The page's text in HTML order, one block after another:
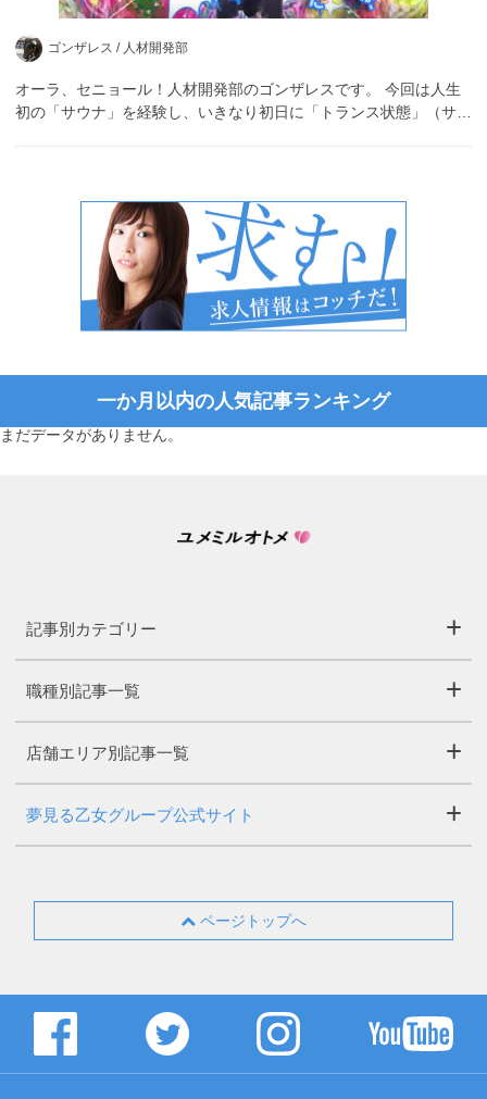
ゴンザレス / 人材開発部
オーラ、セニョール！人材開発部のゴンザレスです。 今回は人生
初の「サウナ」を経験し、いきなり初日に「トランス状態」（サ…
一か月以内の人気記事ランキング
まだデータがありません。
記事別カテゴリー
職種別記事一覧
店舗エリア別記事一覧
夢見る乙女グループ公式サイト
ページトップへ